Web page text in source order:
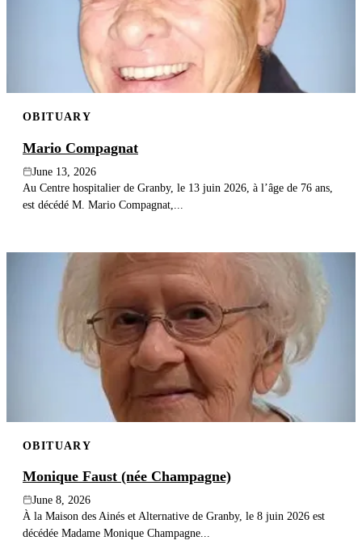
OBITUARY
Mario Compagnat
June 13, 2026
Au Centre hospitalier de Granby, le 13 juin 2026, à l’âge de 76 ans,
est décédé M. Mario Compagnat,...
OBITUARY
Monique Faust (née Champagne)
June 8, 2026
À la Maison des Ainés et Alternative de Granby, le 8 juin 2026 est
décédée Madame Monique Champagne...